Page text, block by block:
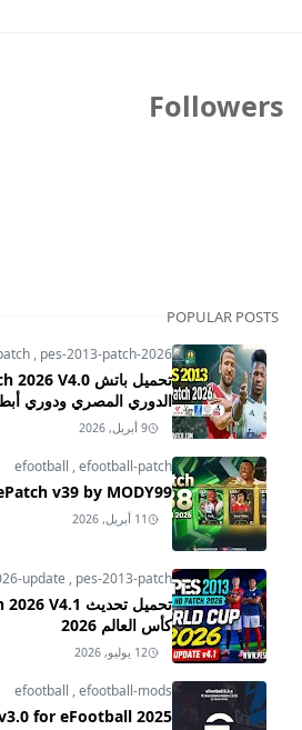
Followers
POPULAR POSTS
, pes-2013-patch-2026
الدوري المصري ودوري
9 أبريل, 2026
efootball ,efootball-patch
v39 by MODY99
11 أبريل, 2026
update , pes-2013-patch
كأس العالم 2026
12 يوليو, 2026
efootball ,efootball-mods
for eFootball 2025